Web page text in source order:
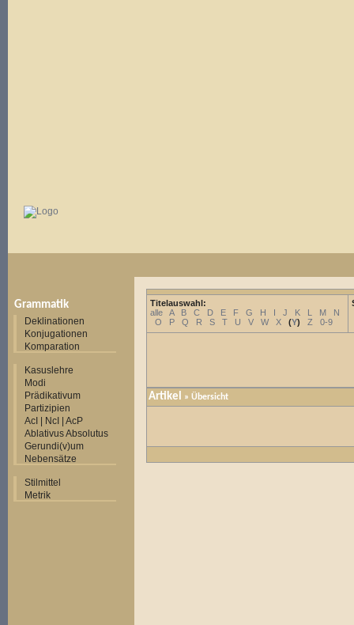
Grammatik
Deklinationen
Konjugationen
Komparation
Kasuslehre
Modi
Prädikativum
Partizipien
AcI | NcI | AcP
Ablativus Absolutus
Gerundi(v)um
Nebensätze
Stilmittel
Metrik
Titelauswahl:
alle
A B C D E F G H I J K L M
N
O
P Q R S T U V W X (Y) Z 0-9
Artikel » Übersicht